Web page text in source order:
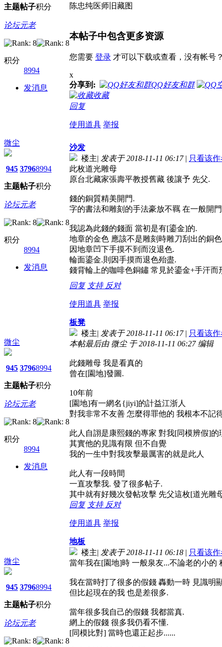
主题帖子积分
论坛元老
积分
8994
发消息
陈忠纯医师旧藏图
本帖子中包含更多资源
您需要 登录 才可以下载或查看，没有帐号
x
分享到:
QQ好友和群
收藏
回复
使用道具 举报
微尘
945
主题
3796
帖子
8994
积分
论坛元老
积分
8994
发消息
沙发
楼主| 发表于 2018-11-11 06:17 | 只看该
此枚道光雕母
原台北藏家張壽平教授舊藏 後讓予 先父.
錢的銅質精美開門.
字的書法和雕刻的手法豪放不羈 在一般開
我認為此錢的錢面 當初是有[鎏金]的.
地章的金色 應該不是雕刻時雕刀刮出的銅
因地章凹下手摸不到而沒退色.
輪面鎏金.則因手摸而退色殆盡.
錢背輪上的咖啡色銅鏽 常見於鎏金+手汗而
回复 支持 反对
使用道具 举报
微尘
945
主题
3796
帖子
8994
积分
论坛元老
积分
8994
发消息
板凳
楼主| 发表于 2018-11-11 06:17 | 只看该
本帖最后由 微尘 于 2018-11-11 06:27 编辑
此錢雕母 我是看真的
曾在[園地]發圖.
10年前
[園地]有一網名{jiyi]的計益江浙人
對我非常不友善 怎麼得罪他的 我根本不記
此人自詡是康熙錢的專家 對我[同模辨假]的
其實他的見識有限 但不自覺
我的一生中對我攻擊最厲害的就是此人
此人有一段時間
一直攻擊我. 發了很多帖子.
其中就有好幾次發帖攻擊 先父這枚[道光雕
回复 支持 反对
使用道具 举报
微尘
945
主题
3796
帖子
8994
积分
论坛元老
地板
楼主| 发表于 2018-11-11 06:18 | 只看该
當年我在[園地]時 一般泉友...不論老的小的
我在當時打了很多的假錢 轟動一時 見識明
但比起現在的我 也是差很多.
當年很多我自己的假錢 我都當真.
網上的假錢 很多我仍看不懂.
[同模比對] 當時也還正起步......